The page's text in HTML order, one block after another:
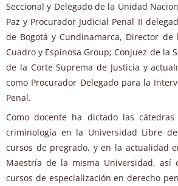
Seccional y Delegado de la Unidad
Paz y Procurador Judicial Penal II
de Bogotá y Cundinamarca, Director de
Cuadro y Espinosa Group; Conjuez de la
de la Corte Suprema de Justicia y
como Procurador Delegado para la
Penal.
Como docente ha dictado las
criminología en la Universidad Libre
cursos de pregrado, y en la actualidad
Maestría de la misma Universidad, así
cursos de especialización en derecho